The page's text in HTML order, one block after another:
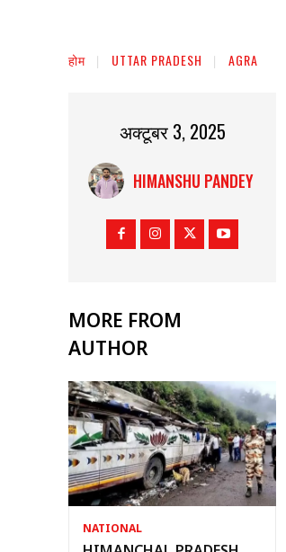
होम UTTAR PRADESH AGRA
अक्टूबर 3, 2025
HIMANSHU PANDEY
MORE FROM
AUTHOR
NATIONAL